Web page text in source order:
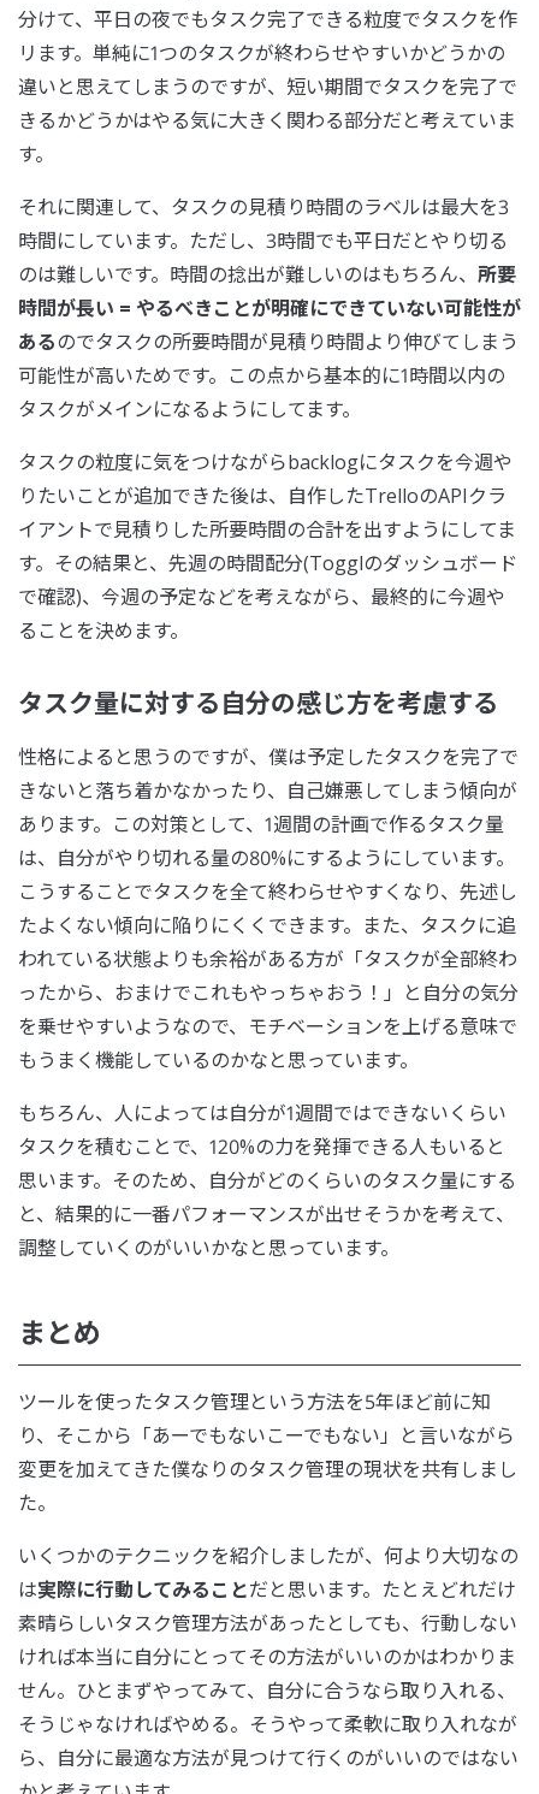
分けて、平日の夜でもタスク完了できる粒度でタスクを作
リます。単純に1つのタスクが終わらせやすいかどうかの
違いと思えてしまうのですが、短い期間でタスクを完了で
きるかどうかはやる気に大きく関わる部分だと考えていま
す。
それに関連して、タスクの見積り時間のラベルは最大を3
時間にしています。ただし、3時間でも平日だとやり切る
のは難しいです。時間の捻出が難しいのはもちろん、 所要
時間が長い = やるべきことが明確にできていない可能性が
あるのでタスクの所要時間が見積り時間より伸びてしまう
可能性が高いためです。この点から基本的に1時間以内の
タスクがメインになるようにしてます。
タスクの粒度に気をつけながらbacklogにタスクを今週や
りたいことが追加できた後は、自作したTrelloのAPIクラ
イアントで見積りした所要時間の合計を出すようにしてま
す。その結果と、先週の時間配分(Togglのダッシュボード
で確認)、今週の予定などを考えながら、最終的に今週や
ることを決めます。
タスク量に対する自分の感じ方を考慮する
性格によると思うのですが、僕は予定したタスクを完了で
きないと落ち着かなかったり、自己嫌悪してしまう傾向が
あります。この対策として、1週間の計画で作るタスク量
は、自分がやり切れる量の80%にするようにしています。
こうすることでタスクを全て終わらせやすくなり、先述し
たよくない傾向に陥りにくくできます。また、タスクに追
われている状態よりも余裕がある方が「タスクが全部終わ
ったから、おまけでこれもやっちゃおう！」と自分の気分
を乗せやすいようなので、モチベーションを上げる意味で
もうまく機能しているのかなと思っています。
もちろん、人によっては自分が1週間ではできないくらい
タスクを積むことで、120%の力を発揮できる人もいると
思います。そのため、自分がどのくらいのタスク量にする
と、結果的に一番パフォーマンスが出せそうかを考えて、
調整していくのがいいかなと思っています。
まとめ
ツールを使ったタスク管理という方法を5年ほど前に知
り、そこから「あーでもないこーでもない」と言いながら
変更を加えてきた僕なりのタスク管理の現状を共有しまし
た。
いくつかのテクニックを紹介しましたが、何より大切なの
は実際に行動してみることだと思います。たとえどれだけ
素晴らしいタスク管理方法があったとしても、行動しない
ければ本当に自分にとってその方法がいいのかはわかりま
せん。ひとまずやってみて、自分に合うなら取り入れる、
そうじゃなければやめる。そうやって柔軟に取り入れなが
ら、自分に最適な方法が見つけて行くのがいいのではない